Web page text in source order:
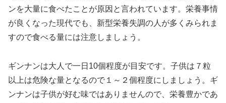
ンを大量に食べたことが原因と言われています。栄養事情
が良くなった現代でも、新型栄養失調の人が多くみられま
すので食べる量には注意しましょう。
ギンナンは大人で一日10個程度が目安です。子供は７粒
以上は危険な量となるので１～２個程度にしましょう。ギ
ンナンは子供が好む味ではありませんので、栄養豊かであ